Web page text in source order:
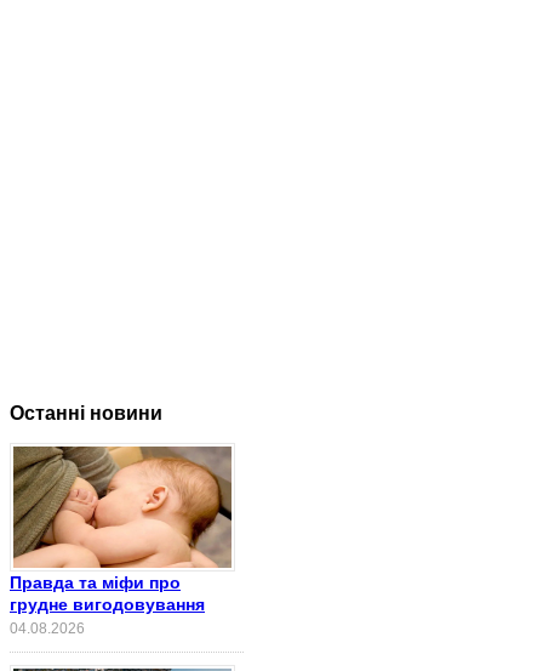
Останні новини
Правда та міфи про
грудне вигодовування
04.08.2026